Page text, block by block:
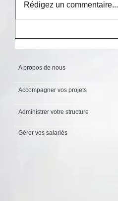
Rédigez un commentaire...
A propos de nous
Accompagner vos projets
Administrer votre structure
Gérer vos salariés